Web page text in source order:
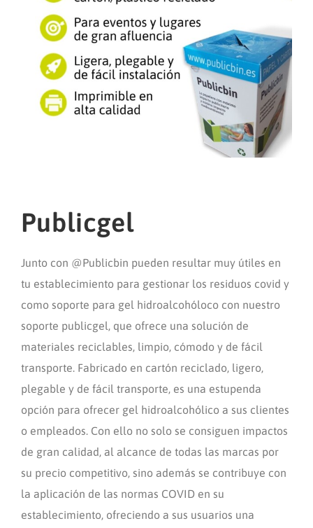
Publicgel
Junto con @Publicbin pueden resultar muy útiles en
tu establecimiento para gestionar los residuos covid y
como soporte para gel hidroalcohóloco con nuestro
soporte publicgel, que ofrece una solución de
materiales reciclables, limpio, cómodo y de fácil
transporte. Fabricado en cartón reciclado, ligero,
plegable y de fácil transporte, es una estupenda
opción para ofrecer gel hidroalcohólico a sus clientes
o empleados. Con ello no solo se consiguen impactos
de gran calidad, al alcance de todas las marcas por
su precio competitivo, sino además se contribuye con
la aplicación de las normas COVID en su
establecimiento, ofreciendo a sus usuarios una